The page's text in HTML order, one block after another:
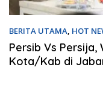
BERITA UTAMA, HOT
Persib Vs Persija,
Kota/Kab di